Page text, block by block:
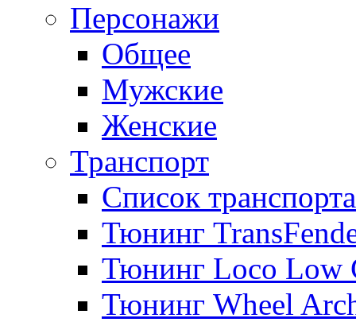
Персонажи
Общее
Мужские
Женские
Транспорт
Список транспорта
Тюнинг
Тюнинг Loco Low
Тюнинг Wheel